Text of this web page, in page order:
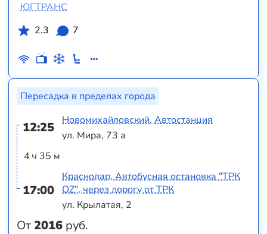
ЮГТРАНС
2.3
7
Пересадка в пределах города
12:25
4 ч 35 м
17:00
От2016 руб.
Новомихайловский, Автостанция
ул. Мира, 73 а
Краснодар, Автобусная остановка "ТРК
OZ", через дорогу от ТРК
ул. Крылатая, 2